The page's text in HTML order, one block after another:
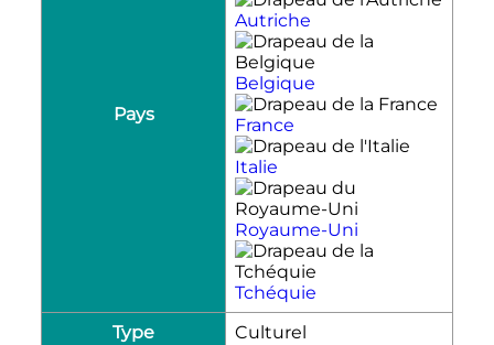
Pays
Autriche
Belgique
France
Italie
Royaume-Uni
Tchéquie
Type
Culturel